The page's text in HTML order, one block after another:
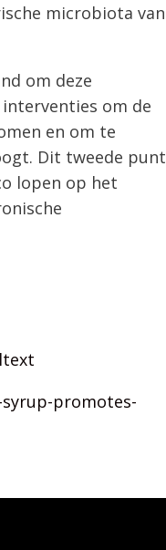
microbiota van
om deze
om de
en om te
Dit tweede punt
lopen op het
promotes-